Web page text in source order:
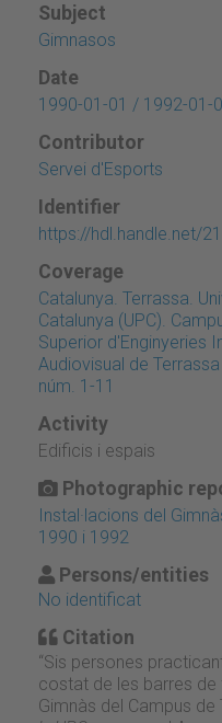
Subject
Gimnasos
Date
1990-01-01 / 1992-01-
Contributor
Servei d'Esports
Identifier
https://hdl.handle.net/
Coverage
Catalunya. Terrassa.
Catalunya (UPC).
Superior d'Enginyeries
Audiovisual de
núm. 1-11
Activity
Edificis i espais
Photographic
Instal·lacions del
1990 i 1992
Persons/entities
No identificat
Citation
“Sis persones
costat de les barres de
Gimnàs del Campus de